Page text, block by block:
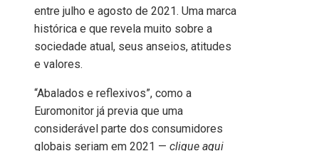
entre julho e agosto de 2021. Uma marca
histórica e que revela muito sobre a
sociedade atual, seus anseios, atitudes
e valores.
“Abalados e reflexivos”, como a
Euromonitor já previa que uma
considerável parte dos consumidores
globais seriam em 2021 — clique aqui